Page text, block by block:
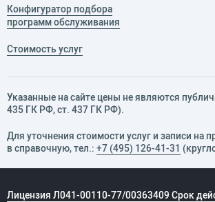
Конфигуратор подбора
программ обслуживания
Стоимость услуг
Указанные на сайте цены не являются
435 ГК РФ, cт. 437 ГК РФ).
Для уточнения стоимости услуг и записи на
в справочную, тел.: +7 (495) 126-41-31
Лицензия Л041-00110-77/00363409 Срок